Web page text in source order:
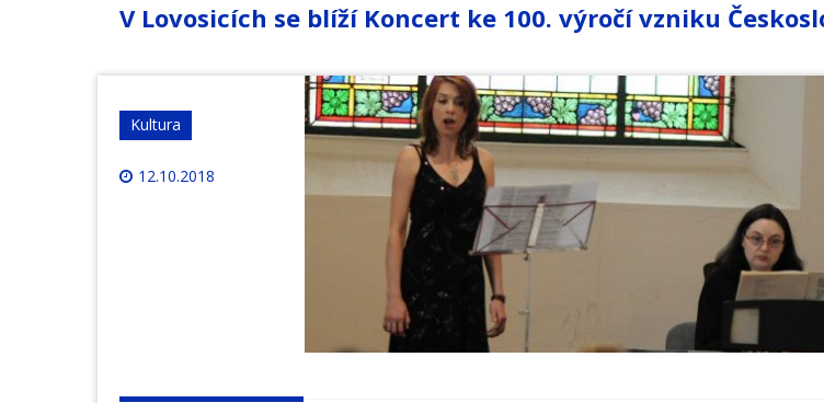
V Lovosicích se blíží Koncert ke 100. výročí vzniku
Kultura
12.10.2018